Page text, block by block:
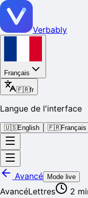
Verbably
Français
🇫🇷fr
Langue de l'interface
🇺🇸English 🇫🇷Français
Avancé Mode live
AvancéLettres 2